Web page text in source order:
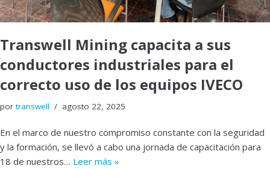
Transwell Mining capacita a sus
conductores industriales para el
correcto uso de los equipos IVECO
portranswell agosto 22, 2025
En el marco de nuestro compromiso constante con la seguridad
y la formación, se llevó a cabo una jornada de capacitación para
18 de nuestros… Leer más »